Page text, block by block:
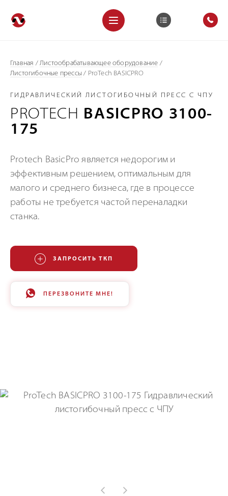
Главная /Листообрабатывающее оборудование /
Листогибочные прессы / ProTech BASICPRO
ГИДРАВЛИЧЕСКИЙ ЛИСТОГИБОЧНЫЙ ПРЕСС С ЧПУ
PROTECH BASICPRO 3100-
175
Protech BasicPro является недорогим и
эффективным решением, оптимальным для
малого и среднего бизнеса, где в процессе
работы не требуется частой переналадки
станка.
ЗАПРОСИТЬ ТКП
ПЕРЕЗВОНИТЕ МНЕ!